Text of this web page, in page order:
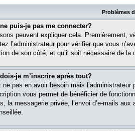
Problèmes
puis-je pas me connecter?
peuvent expliquer cela. Premièrement,
l’administrateur pour vérifier que vous
de son côté, et qu’il soit nécessaire de la
je m’inscrire après tout?
ne pas en avoir besoin mais
vous permet de bénéficier de
la messagerie privée, l’envoi d’e-mails